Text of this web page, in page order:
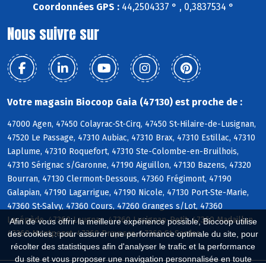
Afin de vous offrir la meilleure expérience possible, Biocoop utilise
des cookies : pour assurer une performance optimale du site, pour
récolter des statistiques afin d'analyser le trafic et la performance
du site et vous proposer une navigation personnalisée en toute
Coordonnées GPS :44,2504337 ° , 0,3837534 °
Nous suivre sur
Votre magasin Biocoop Gaia (47130) est proche de :
47000 Agen, 47450 Colayrac-St-Cirq, 47450 St-Hilaire-de-Lusignan,
47520 Le Passage, 47310 Aubiac, 47310 Brax, 47310 Estillac, 47310
Laplume, 47310 Roquefort, 47310 Ste-Colombe-en-Bruilhois,
47310 Sérignac s/Garonne, 47190 Aiguillon, 47130 Bazens, 47320
Bourran, 47130 Clermont-Dessous, 47360 Frégimont, 47190
Galapian, 47190 Lagarrigue, 47190 Nicole, 47130 Port-Ste-Marie,
47360 St-Salvy, 47360 Cours, 47260 Granges s/Lot, 47360
Lacépède, 47360 Laugnac, 47360 Lusignan-Petit, 47360 Madaillan,
47360 Montpezat, 47360 Prayssas, 47360 St-Sardos